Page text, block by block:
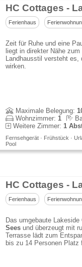
HC Cottages -
Ferienhaus
Zeit für Ruhe und eine
liegt in direkter Nähe zum
Landhausstil versteht es,
wirken.
Maximale Belegung:
Wohnzimmer: 1
Weitere Zimmer: 1
Fernsehgerät · Frühstück ·
Pool
HC Cottages -
Ferienhaus
Das umgebaute
Seesund überzeugt mit
Terrasse lädt zum
bis zu 14 Personen Platz